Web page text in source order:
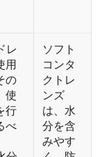
レ
用
の
使
行
べ
ソフト
コンタ
クトレ
ンズ
は、水
分を含
みやす